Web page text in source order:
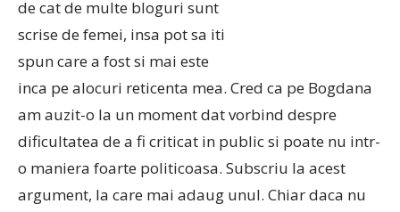
de cat de multe bloguri sunt
scrise de femei, insa pot sa iti
spun care a fost si mai este
inca pe alocuri reticenta mea. Cred ca pe Bogdana
am auzit-o la un moment dat vorbind despre
dificultatea de a fi criticat in public si poate nu intr-
o maniera foarte politicoasa. Subscriu la acest
argument, la care mai adaug unul. Chiar daca nu